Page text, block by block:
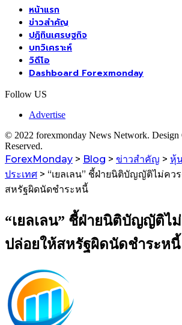
หน้าแรก
ข่าวสำคัญ
ปฏิทินเศรษฐกิจ
บทวิเคราะห์
วิดีโอ
Dashboard Forexmonday
Follow US
Advertise
© 2022 forexmonday News Network. Design
Reserved.
ForexMonday > Blog > ข่าวสำคัญ > หุ้
ประเทศ > “เยลเลน” ชี้ฝ่ายนิติบัญญัติไม่คว
สหรัฐผิดนัดชำระหนี้
“เยลเลน” ชี้ฝ่ายนิติบัญญัติไ
ปล่อยให้สหรัฐผิดนัดชำระหนี้